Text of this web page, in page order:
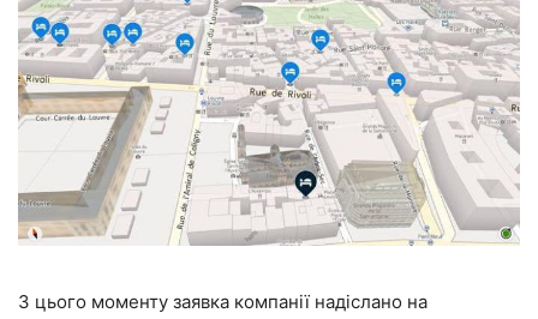
З цього моменту заявка компанії надіслано на